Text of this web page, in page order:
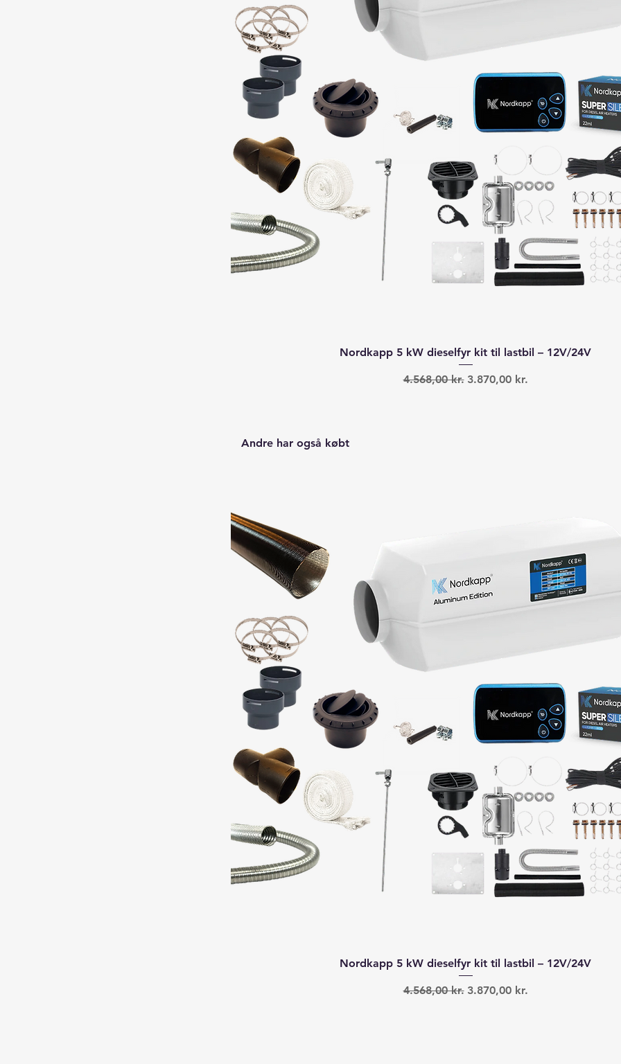
Hurtigvisning
Nordkapp 5 kW dieselfyr kit til lastbil – 12V/24V
Regulær pris
4.568,00 kr. Salgspris
3.870,00 kr.
Andre har også købt
Hurtigvisning
Nordkapp 5 kW dieselfyr kit til lastbil – 12V/24V
Regulær pris
4.568,00 kr. Salgspris
3.870,00 kr.